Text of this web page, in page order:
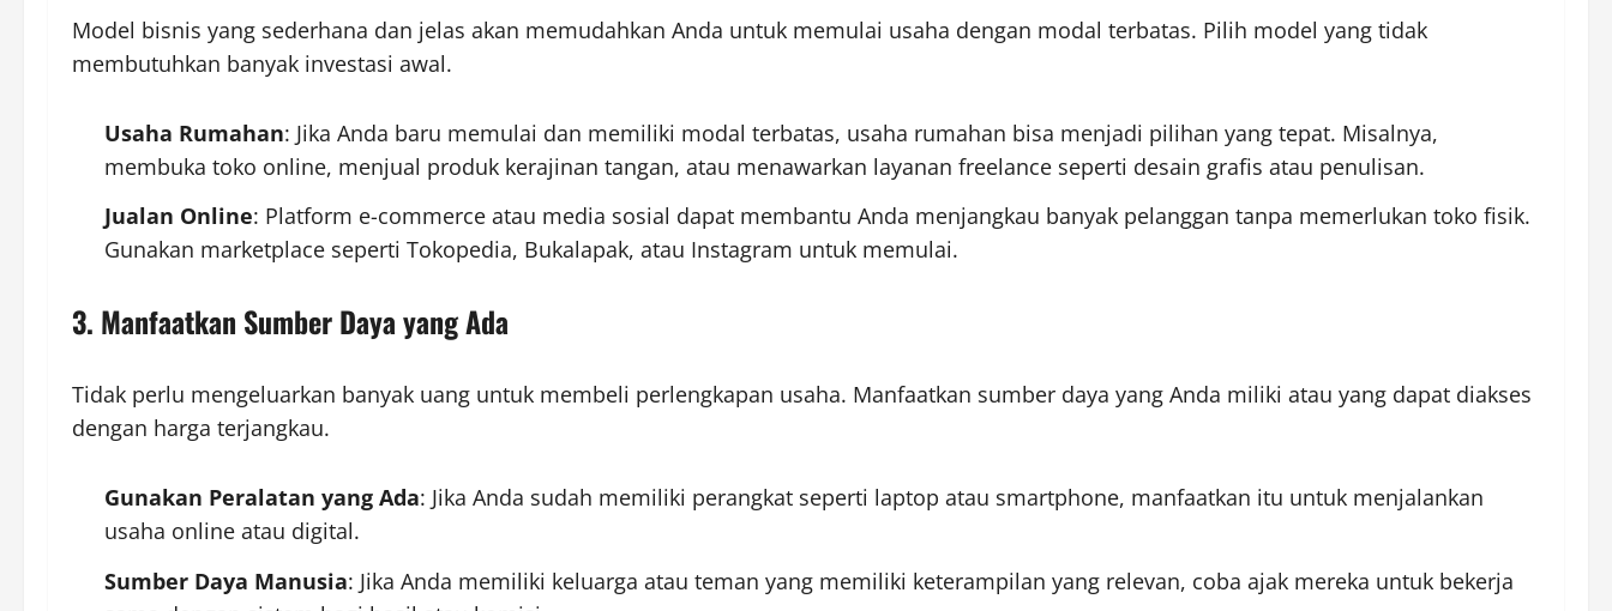
Model bisnis yang sederhana dan jelas akan memudahkan Anda untuk memulai usaha dengan modal terbatas. Pilih model yang tidak
membutuhkan banyak investasi awal.
Usaha Rumahan: Jika Anda baru memulai dan memiliki modal terbatas, usaha rumahan bisa menjadi pilihan yang tepat. Misalnya,
membuka toko online, menjual produk kerajinan tangan, atau menawarkan layanan freelance seperti desain grafis atau penulisan.
Jualan Online: Platform e-commerce atau media sosial dapat membantu Anda menjangkau banyak pelanggan tanpa memerlukan toko fisik.
Gunakan marketplace seperti Tokopedia, Bukalapak, atau Instagram untuk memulai.
3. Manfaatkan Sumber Daya yang Ada
Tidak perlu mengeluarkan banyak uang untuk membeli perlengkapan usaha. Manfaatkan sumber daya yang Anda miliki atau yang dapat diakses
dengan harga terjangkau.
Gunakan Peralatan yang Ada: Jika Anda sudah memiliki perangkat seperti laptop atau smartphone, manfaatkan itu untuk menjalankan
usaha online atau digital.
Sumber Daya Manusia: Jika Anda memiliki keluarga atau teman yang memiliki keterampilan yang relevan, coba ajak mereka untuk bekerja